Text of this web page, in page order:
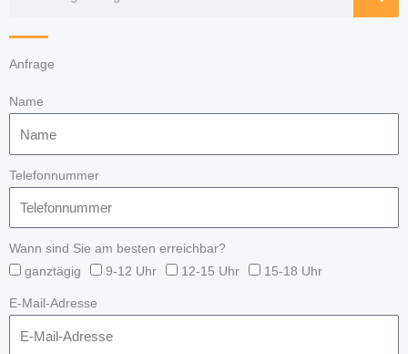
Anfrage
Name
Telefonnummer
Wann sind Sie am besten erreichbar?
ganztägig
9-12 Uhr 12-15 Uhr 15-18 Uhr
E-Mail-Adresse